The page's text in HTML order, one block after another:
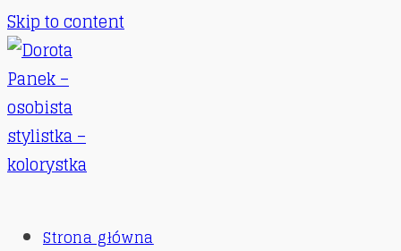
Skip to content
Strona główna